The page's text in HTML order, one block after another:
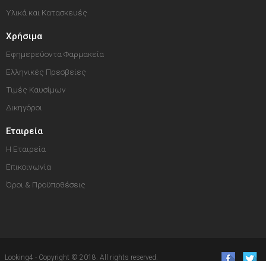
Υλικά και Κατασκευές
Χρήσιμα
Εφημερεύοντα Φαρμακεία
Ελληνικές Πρεσβείες
Τιμές Καυσίμων
Δικηγόροι
Εταιρεία
Η Εταιρεία
Επικοινωνία
Όροι & Προϋποθέσεις
Looking4 - Copyright © 2018. All rights reserved.